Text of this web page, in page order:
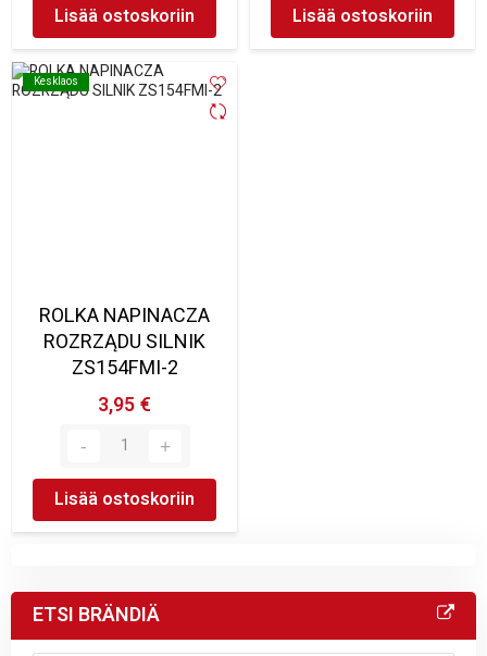
Lisää ostoskoriin Lisää ostoskoriin
Kesklaos
Kesklaos
ROLKA NAPINACZA
ROZRZĄDU SILNIK
ZS154FMI-2
3,95 €
Lisää ostoskoriin
ETSI BRÄNDIÄ